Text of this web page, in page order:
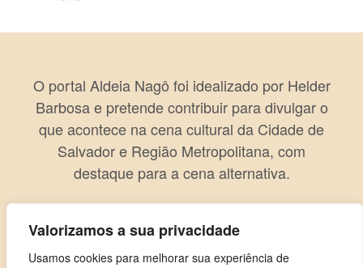
Valorizamos a sua privacidade
Usamos cookies para melhorar sua experiência de
O portal Aldeia Nagô foi idealizado por Helder
Barbosa e pretende contribuir para divulgar o
que acontece na cena cultural da Cidade de
Salvador e Região Metropolitana, com
destaque para a cena alternativa.